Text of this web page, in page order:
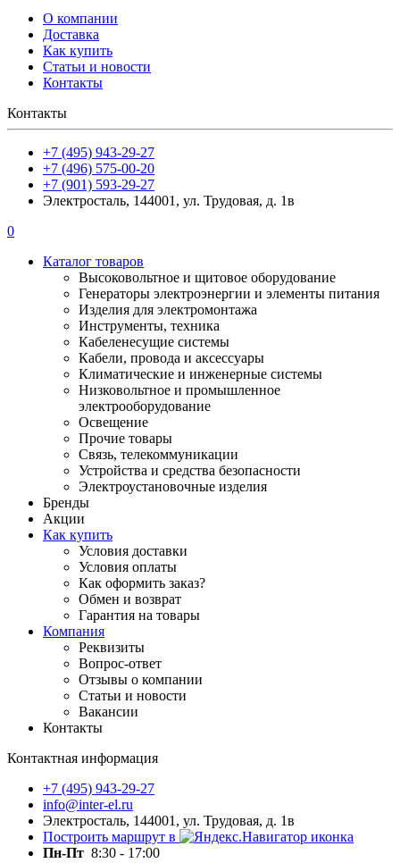
О компании
Доставка
Как купить
Статьи и новости
Контакты
Контакты
+7 (495) 943-29-27
+7 (496) 575-00-20
+7 (901) 593-29-27
Электросталь, 144001, ул. Трудовая, д. 1в
0
Каталог товаров
Высоковольтное и щитовое оборудование
Генераторы электроэнергии и элементы питания
Изделия для электромонтажа
Инструменты, техника
Кабеленесущие системы
Кабели, провода и аксессуары
Климатические и инженерные системы
Низковольтное и промышленное
электрооборудование
Освещение
Прочие товары
Связь, телекоммуникации
Устройства и средства безопасности
Электроустановочные изделия
Бренды
Акции
Как купить
Условия доставки
Условия оплаты
Как оформить заказ?
Обмен и возврат
Гарантия на товары
Компания
Реквизиты
Вопрос-ответ
Отзывы о компании
Статьи и новости
Вакансии
Контакты
Контактная информация
+7 (495) 943-29-27
info@inter-el.ru
Электросталь, 144001, ул. Трудовая, д. 1в
Построить маршрут в
Пн-Пт 8:30 - 17:00